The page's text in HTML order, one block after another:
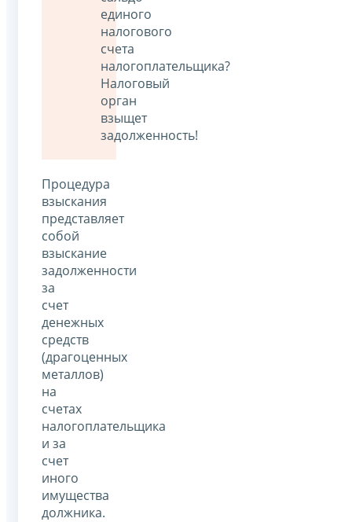
единого
налогового
счета
налогоплательщика?
Налоговый
орган
взыщет
задолженность!
Процедура
взыскания
представляет
собой
взыскание
задолженности
за
счет
денежных
средств
(драгоценных
металлов)
на
счетах
налогоплательщика
и за
счет
иного
имущества
должника.